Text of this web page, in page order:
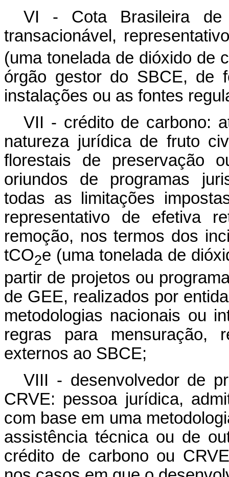
VI - Cota Brasileira de
transacionável,
(uma tonelada de dióxido de
órgão gestor do SBCE, de
instalações ou as fontes
VII - crédito de carbono:
natureza jurídica de fruto
florestais de preservação
oriundos de programas
todas as limitações
representativo de efetiva
remoção, nos termos dos
tCO2e (uma tonelada de
partir de projetos ou
de GEE, realizados por
metodologias nacionais ou
regras para mensuração,
externos ao SBCE;
VIII - desenvolvedor de
CRVE: pessoa jurídica,
com base em uma
assistência técnica ou de
crédito de carbono ou